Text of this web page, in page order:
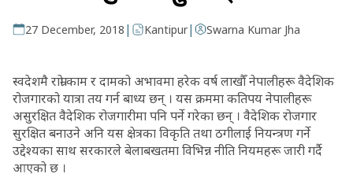
27 December, 2018 | Kantipur| Swarna Kumar Jha
स्वदेशमै राम्रो काम र दामको अभावमा हरेक वर्ष लाखौँ नेपालीहरू वैदेशिक
रोजगारको यात्रा तय गर्न बाध्य छन् । यस क्रममा कतिपय नेपालीहरू
असुरक्षित वैदेशिक रोजगारीमा पनि पर्ने गरेका छन् । वैदेशिक रोजगार
सुरक्षित बनाउने अनि यस क्षेत्रका विकृति तथा ठगीलाई नियन्त्रण गर्ने
उद्देश्यका साथ सरकारले बेलाबखतमा विभिन्न नीति नियमहरू जारी गर्दै
आएको छ ।